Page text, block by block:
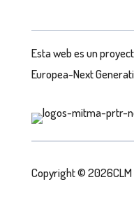
Esta web es un
Europea-Next
Copyright © 2026CLM